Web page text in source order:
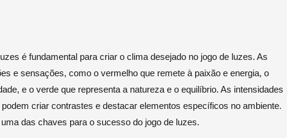
é fundamental para criar o clima desejado no jogo de luzes. As
e sensações, como o vermelho que remete à paixão e energia, o
e o verde que representa a natureza e o equilíbrio. As intensidades
criar contrastes e destacar elementos específicos no ambiente.
das chaves para o sucesso do jogo de luzes.